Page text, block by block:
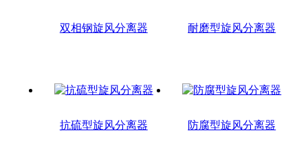
双相钢旋风分离器 耐磨型旋风分离器
抗硫型旋风分离器 防腐型旋风分离器